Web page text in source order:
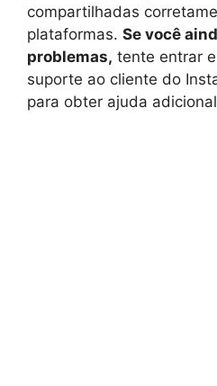
compartilhadas
plataformas. Se você
problemas, tente entrar
suporte ao cliente do
para obter ajuda